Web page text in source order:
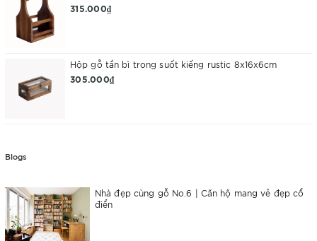
315.000₫
Hộp gỗ tần bì trong suốt kiếng rustic 8x16x6cm
305.000₫
Blogs
Nhà đẹp cùng gỗ No.6 | Căn hộ mang vẻ đẹp cổ
điển